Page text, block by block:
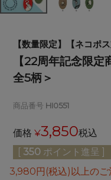
【数量限定】【ネコポス
【22周年記念限
全5柄＞
商品番号 HI0551
価格 ¥3,850税込
[ 350 ポイント進呈 ]
3,980円(税込)以上のご